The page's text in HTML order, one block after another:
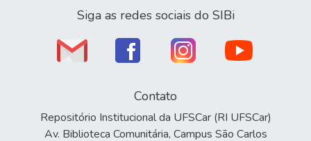
Siga as redes sociais do SIBi
Contato
Repositório Institucional da UFSCar (RI UFSCar)
Av. Biblioteca Comunitária, Campus São Carlos